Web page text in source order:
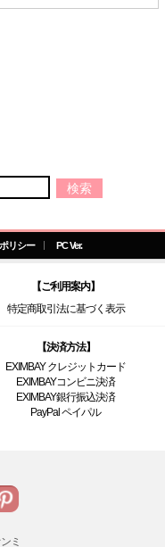
検索
リシー PC Ver.
【ご利用案内】
特定商取引法に基づく表示
【決済方法】
EXIMBAY クレジットカード
EXIMBAYコンビニ決済
EXIMBAY銀行振込決済
PayPal ペイパル
ミ